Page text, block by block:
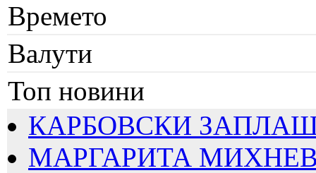
Времето
Валути
Топ новини
КАРБОВСКИ
МАРГАРИТА